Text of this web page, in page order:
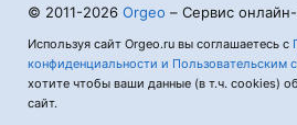
© 2011-2026 Orgeo – Сервис онлайн-
Используя сайт Orgeo.ru вы соглашаетесь с
конфиденциальности и Пользовательским
хотите чтобы ваши данные (в т.ч. cookies)
сайт.